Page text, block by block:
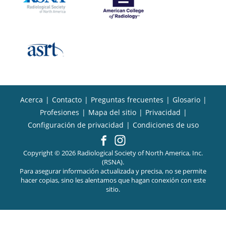
Acerca | Contacto | Preguntas frecuentes | Glosario |
Profesiones | Mapa del sitio | Privacidad |
Configuración de privacidad | Condiciones de uso
Copyright © 2026 Radiological Society of North America, Inc.
(RSNA).
Para asegurar información actualizada y precisa, no se permite
hacer copias, sino les alentamos que hagan conexión con este
sitio.